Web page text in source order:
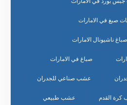
صبغ في الامارات
ناشيونال الامارات
صباغ في الامارات
عشب صناعي للجدران
القدم عشب طبيعي